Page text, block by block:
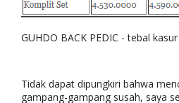
GUHDO BACK PEDIC - tebal
Tidak dapat dipungkiri bahwa
gampang-gampang susah, saya